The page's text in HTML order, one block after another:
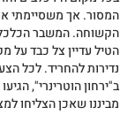
המסור. אך משסיימתי
הקשוחה. המשבר
הטיל עדיין צל כבד על
נדירות להחריד. לכל
ב"ירחון הוטרינרי",
מביננו שאכן הצליחו